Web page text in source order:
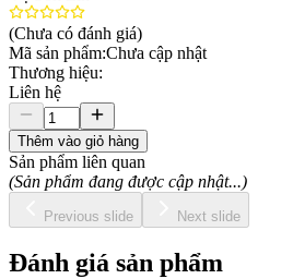
(Chưa có đánh giá)
Mã sản phẩm:Chưa cập nhật
Thương hiệu:
Liên hệ
Thêm vào giỏ hàng
Sản phẩm liên quan
(Sản phẩm đang được cập nhật...)
Previous slide Next slide
Đánh giá sản phẩm